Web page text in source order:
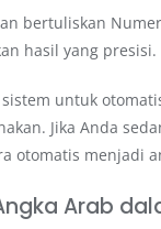
bertuliskan
hasil yang presisi.
untuk
Jika Anda
otomatis menjadi
Arab